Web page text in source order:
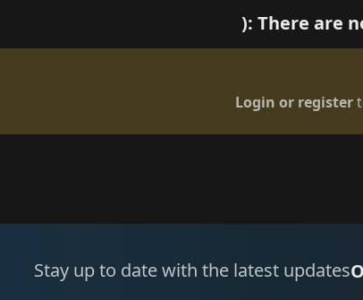
There are
Login or register
Stay up to date with the latest updates